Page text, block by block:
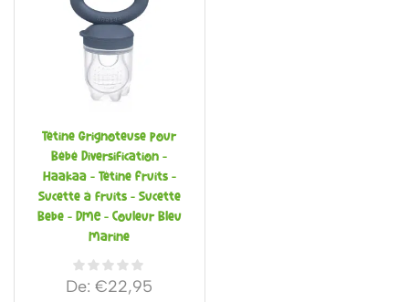
Tétine Grignoteuse pour
Bébé Diversification –
Haakaa – Tétine Fruits –
Sucette à fruits – Sucette
Bebe – DME – Couleur Bleu
Marine
De:€22,95